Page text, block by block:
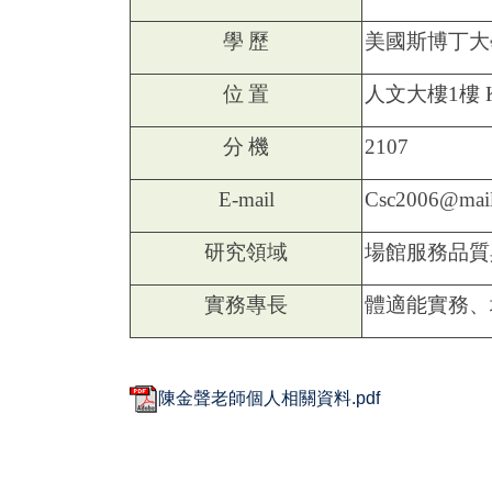
學 歷 美國斯博丁
位 置 人文大樓1樓
分 機 2107
E-mail
研究領域 場館服務品
實務專長 體適能實務
陳金聲老師個人相關資料.pdf